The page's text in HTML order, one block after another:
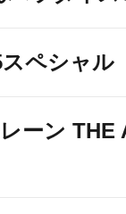
ペシャル
ーン THE